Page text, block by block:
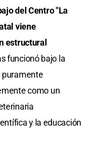
del Centro "La
viene
estructural
funcionó bajo la
puramente
como un
y la educación